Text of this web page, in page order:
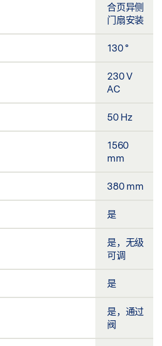
合页异侧
门扇安装
130 °
230 V
AC
50 Hz
1560
mm
380 mm
是
是，无级
可调
是
是，通过
阀